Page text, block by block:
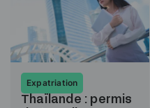
Expatriation
Thaïlande : permis